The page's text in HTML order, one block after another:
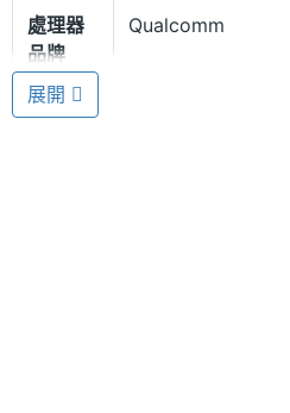
觀影及遊戲需求，畫面逼真
驗。為了更清晰的視覺效果
ONE Neo 搭配單眼雙鏡片
處理器
品牌
Qualcomm
處理器
展開